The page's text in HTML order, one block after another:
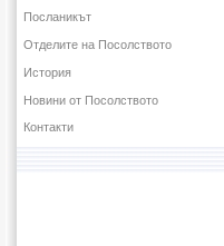
Посланикът
Отделите на Посолството
История
Новини от Посолството
Контакти